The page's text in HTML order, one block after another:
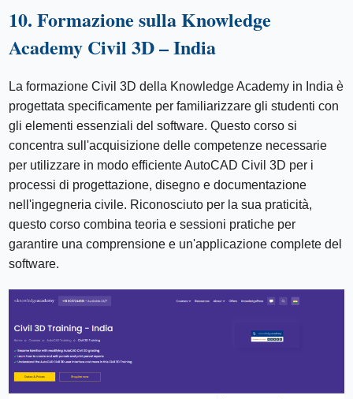
10. Formazione sulla Knowledge
Academy Civil 3D – India
La formazione Civil 3D della Knowledge Academy in India è
progettata specificamente per familiarizzare gli studenti con
gli elementi essenziali del software. Questo corso si
concentra sull'acquisizione delle competenze necessarie
per utilizzare in modo efficiente AutoCAD Civil 3D per i
processi di progettazione, disegno e documentazione
nell'ingegneria civile. Riconosciuto per la sua praticità,
questo corso combina teoria e sessioni pratiche per
garantire una comprensione e un'applicazione complete del
software.